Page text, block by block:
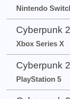
Nintendo
Cyberpunk
Xbox Series X
Cyberpunk
PlayStation 5